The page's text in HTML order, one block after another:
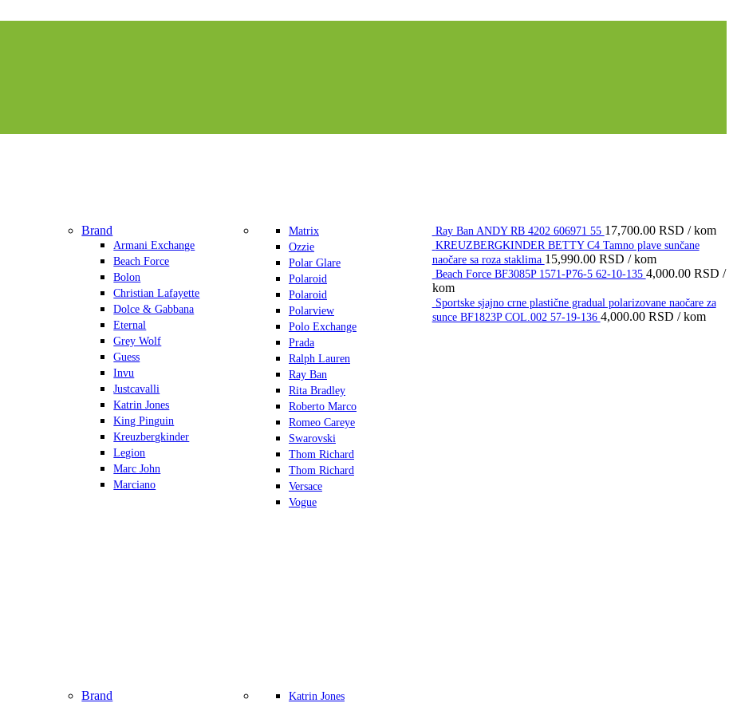
Brand
Armani Exchange
Beach Force
Bolon
Christian Lafayette
Dolce & Gabbana
Eternal
Grey Wolf
Guess
Invu
Justcavalli
Katrin Jones
King Pinguin
Kreuzbergkinder
Legion
Marc John
Marciano
Matrix
Ozzie
Polar Glare
Polaroid
Polaroid
Polarview
Polo Exchange
Prada
Ralph Lauren
Ray Ban
Rita Bradley
Roberto Marco
Romeo Careye
Swarovski
Thom Richard
Thom Richard
Versace
Vogue
Ray Ban ANDY RB 4202 606971 55 17,700.00 RSD / kom
KREUZBERGKINDER BETTY C4 Tamno plave sunčane
naočare sa roza staklima 15,990.00 RSD / kom
Beach Force BF3085P 1571-P76-5 62-10-135 4,000.00 RSD /
kom
Sportske sjajno crne plastične gradual polarizovane naočare za
sunce BF1823P COL.002 57-19-136 4,000.00 RSD / kom
Brand
Katrin Jones